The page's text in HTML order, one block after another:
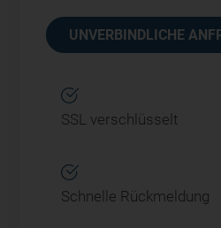
SSL verschlüsselt
Schnelle Rückmeldung